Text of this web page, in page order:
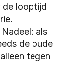
de looptijd
als
de oude
tegen